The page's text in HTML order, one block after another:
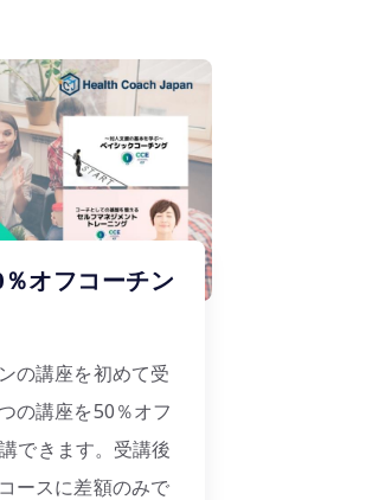
オフコーチン
の講座を初めて受
の講座を50％オフ
できます。受講後
ースに差額のみで